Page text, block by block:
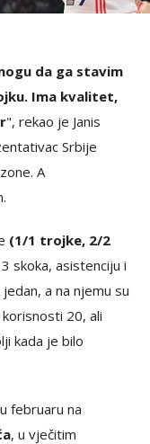
da ga stavim
Ima kvalitet,
", rekao je Janis
Srbije
A
(1/1 trojke, 2/2
skoka, asistenciju i
a na njemu su
20, ali
kada je bilo
februaru na
, u vječitim